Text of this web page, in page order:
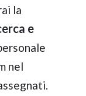
la
e
nel